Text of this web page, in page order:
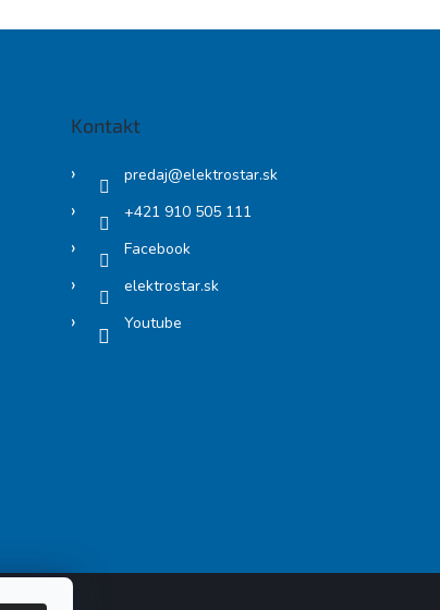
Kontakt
predaj@elektrostar.sk
+421 910 505 111
Facebook
elektrostar.sk
Youtube